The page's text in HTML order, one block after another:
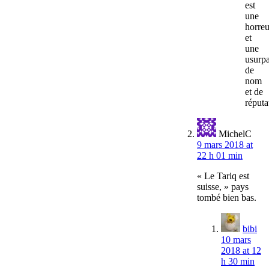
est
une
et
une
de
nom
et de
MichelC
9 mars 2018 at
22 h 01 min
« Le Tariq est
suisse, » pays
tombé bien bas.
bibi
10 mars
2018 at 12
h 30 min